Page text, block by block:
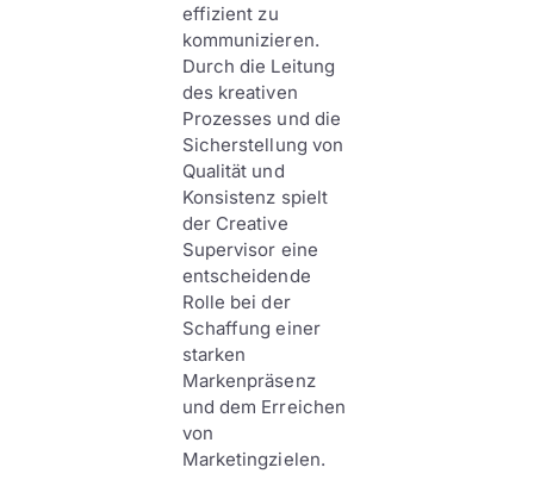
effizient zu
kommunizieren.
Durch die Leitung
des kreativen
Prozesses und die
Sicherstellung von
Qualität und
Konsistenz spielt
der Creative
Supervisor eine
entscheidende
Rolle bei der
Schaffung einer
starken
Markenpräsenz
und dem Erreichen
von
Marketingzielen.